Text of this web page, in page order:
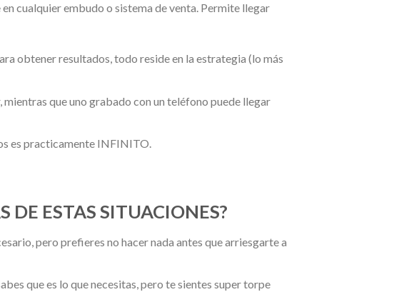
cualquier embudo o sistema de venta. Permite llegar
obtener resultados, todo reside en la estrategia (lo más
que uno grabado con un teléfono puede llegar
es practicamente INFINITO.
DE ESTAS SITUACIONES?
pero prefieres no hacer nada antes que arriesgarte a
que es lo que necesitas, pero te sientes super torpe